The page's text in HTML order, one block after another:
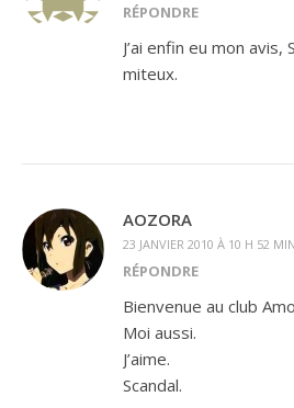
RÉPONDRE
J’ai enfin eu mon
miteux.
AOZORA
23 JANVIER 2010 À 10 H 52 MIN
RÉPONDRE
Bienvenue au club
Moi aussi.
J’aime.
Scandal.